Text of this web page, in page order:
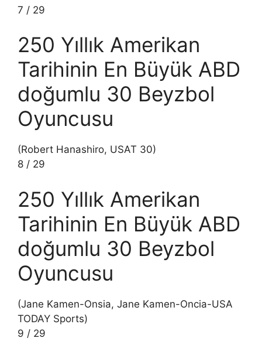
7 / 29
250 Yıllık Amerikan
Tarihinin En Büyük ABD
doğumlu 30 Beyzbol
Oyuncusu
(Robert Hanashiro, USAT 30)
8 / 29
250 Yıllık Amerikan
Tarihinin En Büyük ABD
doğumlu 30 Beyzbol
Oyuncusu
(Jane Kamen-Onsia, Jane Kamen-Oncia-USA
TODAY Sports)
9 / 29